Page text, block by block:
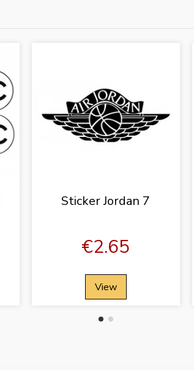
Sticker Jordan 7
€2.65
View